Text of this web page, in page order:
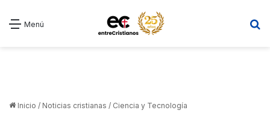
Menú
Inicio / Noticias cristianas / Ciencia y Tecnología